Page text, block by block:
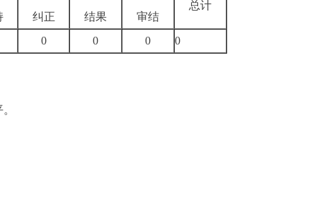
纠正
结果
审结
总计
0 0 0 0